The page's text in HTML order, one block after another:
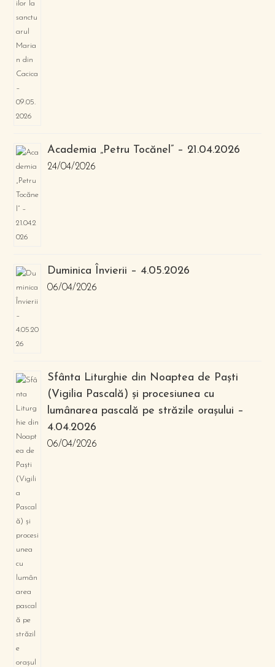
Academia „Petru Tocănel” – 21.04.2026
24/04/2026
Duminica Învierii – 4.05.2026
06/04/2026
Sfânta Liturghie din Noaptea de Paști
(Vigilia Pascală) și procesiunea cu
lumânarea pascală pe străzile orașului –
4.04.2026
06/04/2026